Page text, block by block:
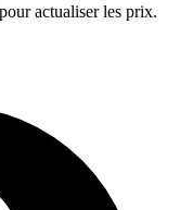
actualiser les prix.